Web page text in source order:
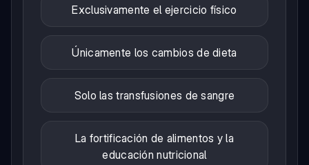
Exclusivamente el ejercicio físico
Únicamente los cambios de dieta
Solo las transfusiones de sangre
La fortificación de alimentos y la
educación nutricional